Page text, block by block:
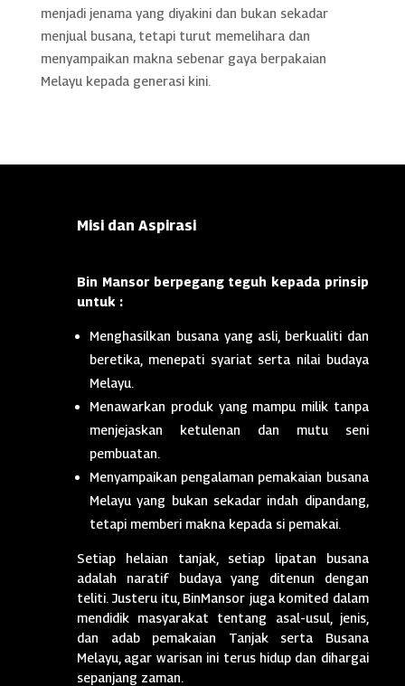
menjadi jenama yang diyakini dan bukan sekadar
menjual busana, tetapi turut memelihara dan
menyampaikan makna sebenar gaya berpakaian
Melayu kepada generasi kini.
Misi dan Aspirasi
Bin Mansor berpegang teguh kepada prinsip
untuk :
Menghasilkan busana yang asli, berkualiti dan
beretika, menepati syariat serta nilai budaya
Melayu.
Menawarkan produk yang mampu milik tanpa
menjejaskan ketulenan dan mutu seni
pembuatan.
Menyampaikan pengalaman pemakaian busana
Melayu yang bukan sekadar indah dipandang,
tetapi memberi makna kepada si pemakai.
Setiap helaian tanjak, setiap lipatan busana
adalah naratif budaya yang ditenun dengan
teliti. Justeru itu, BinMansor juga komited dalam
mendidik masyarakat tentang asal-usul, jenis,
dan adab pemakaian Tanjak serta Busana
Melayu, agar warisan ini terus hidup dan dihargai
sepanjang zaman.